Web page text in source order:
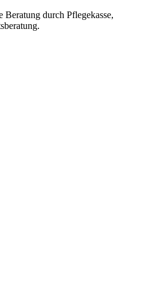
Beratung durch Pflegekasse,